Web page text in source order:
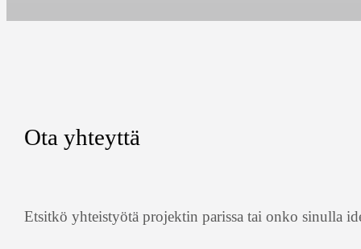
Ota yhteyttä
Etsitkö yhteistyötä projektin parissa tai onko sinulla